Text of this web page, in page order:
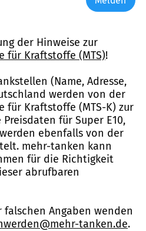
der Hinweise zur
für Kraftstoffe (MTS)!
(Name, Adresse,
werden von der
für Kraftstoffe (MTS-K) zur
für Super E10,
ebenfalls von der
mehr-tanken kann
für die Richtigkeit
abrufbaren
falschen Angaben wenden
tanken.de.